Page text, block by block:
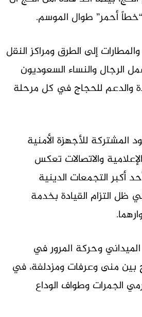
أحمر” طوال الموسم.
إلى الطرق ومراكز النقل
الرجال والنساء السعوديون
والدعم للحجاج في كل مرحلة
المشتركة للأجهزة الأمنية
والاتصالات تعكس
أكبر التجمعات الدينية
ظل التزام القيادة بخدمة
وحركة المرور في
منى وعرفات ومزدلفة، في
الجمرات وطواف الوداع